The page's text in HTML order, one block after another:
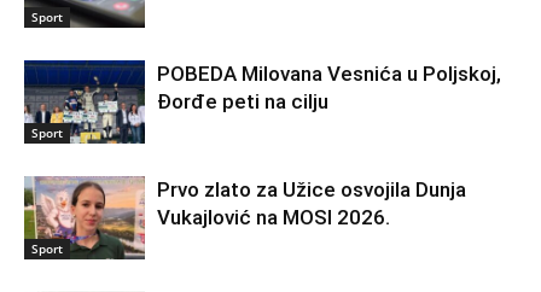
Sport
Sport
POBEDA Milovana Vesnića u Poljskoj,
Đorđe peti na cilju
Sport
Prvo zlato za Užice osvojila Dunja
Vukajlović na MOSI 2026.